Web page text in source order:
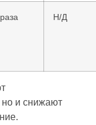
Н/Д
но и снижают